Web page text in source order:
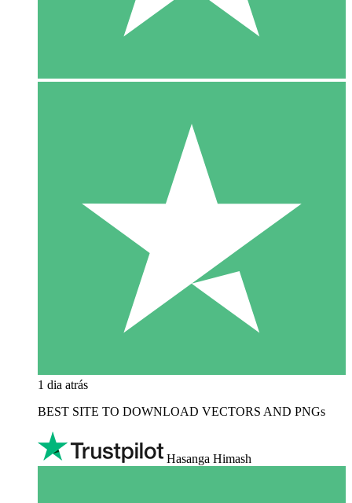
1 dia atrás
BEST SITE TO DOWNLOAD VECTORS AND PNGs
Hasanga Himash